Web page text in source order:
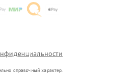
справочный характер.